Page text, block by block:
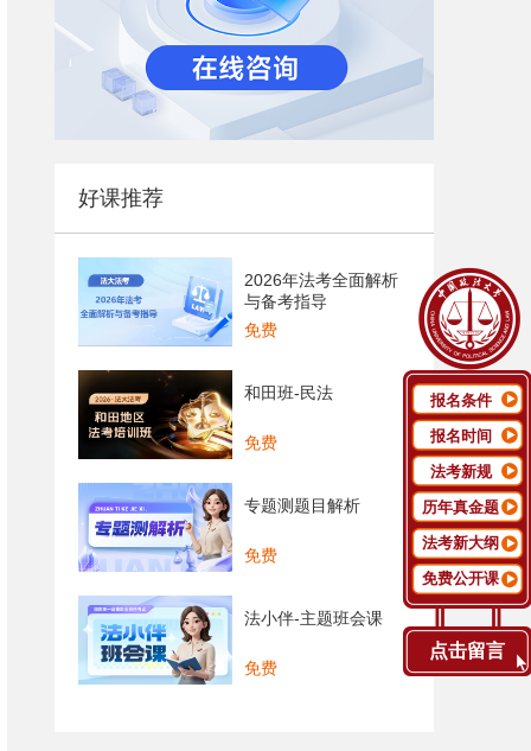
好课推荐
2026年法考全面解析
与备考指导
免费
和田班-民法
免费
专题测题目解析
免费
法小伴-主题班会课
免费
报名条件
报名时间
法考新规
历年真金题
法考新大纲
免费公开课
点击留言